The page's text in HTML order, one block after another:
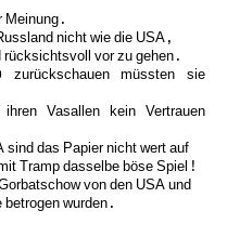
Meinung .
nicht wie die USA ,
vor zu gehen .
müssten sie
Vasallen kein Vertrauen
sind das Papier nicht wert auf
Tramp dasselbe böse Spiel !
von den USA und
wurden .